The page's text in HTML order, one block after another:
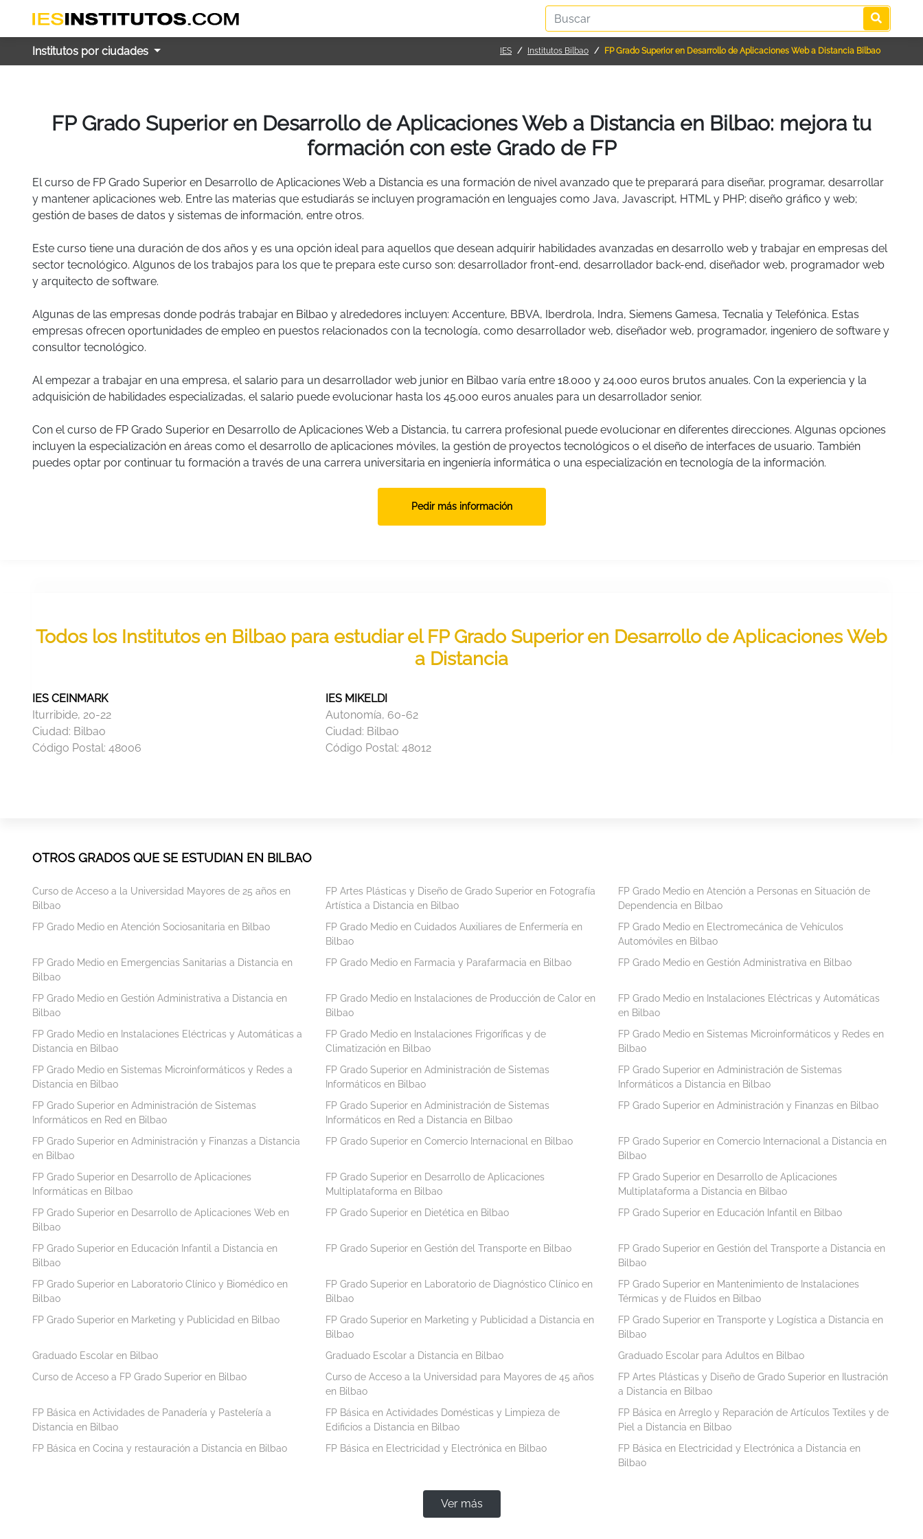
Institutos por ciudades IES Institutos Bilbao FP Grado Superior en Desarrollo de Aplicaciones Web a Distancia Bilbao
FP Grado Superior en Desarrollo de Aplicaciones Web a Distancia en Bilbao: mejora tu
formación con este Grado de FP
El curso de FP Grado Superior en Desarrollo de Aplicaciones Web a Distancia es una formación de nivel avanzado que te preparará para diseñar, programar, desarrollar
y mantener aplicaciones web. Entre las materias que estudiarás se incluyen programación en lenguajes como Java, Javascript, HTML y PHP; diseño gráfico y web;
gestión de bases de datos y sistemas de información, entre otros.
Este curso tiene una duración de dos años y es una opción ideal para aquellos que desean adquirir habilidades avanzadas en desarrollo web y trabajar en empresas del
sector tecnológico. Algunos de los trabajos para los que te prepara este curso son: desarrollador front-end, desarrollador back-end, diseñador web, programador web
y arquitecto de software.
Algunas de las empresas donde podrás trabajar en Bilbao y alrededores incluyen: Accenture, BBVA, Iberdrola, Indra, Siemens Gamesa, Tecnalia y Telefónica. Estas
empresas ofrecen oportunidades de empleo en puestos relacionados con la tecnología, como desarrollador web, diseñador web, programador, ingeniero de software y
consultor tecnológico.
Al empezar a trabajar en una empresa, el salario para un desarrollador web junior en Bilbao varía entre 18.000 y 24.000 euros brutos anuales. Con la experiencia y la
adquisición de habilidades especializadas, el salario puede evolucionar hasta los 45.000 euros anuales para un desarrollador senior.
Con el curso de FP Grado Superior en Desarrollo de Aplicaciones Web a Distancia, tu carrera profesional puede evolucionar en diferentes direcciones. Algunas opciones
incluyen la especialización en áreas como el desarrollo de aplicaciones móviles, la gestión de proyectos tecnológicos o el diseño de interfaces de usuario. También
puedes optar por continuar tu formación a través de una carrera universitaria en ingeniería informática o una especialización en tecnología de la información.
Pedir más información
Todos los Institutos en Bilbao para estudiar el FP Grado Superior en Desarrollo de Aplicaciones Web
a Distancia
IES CEINMARK
Iturribide, 20-22
Ciudad: Bilbao
Código Postal: 48006
IES MIKELDI
Autonomía, 60-62
Ciudad: Bilbao
Código Postal: 48012
OTROS GRADOS QUE SE ESTUDIAN EN BILBAO
Curso de Acceso a la Universidad Mayores de 25 años en
Bilbao
FP Artes Plásticas y Diseño de Grado Superior en Fotografía
Artística a Distancia en Bilbao
FP Grado Medio en Atención a Personas en Situación de
Dependencia en Bilbao
FP Grado Medio en Atención Sociosanitaria en Bilbao
FP Grado Medio en Cuidados Auxiliares de Enfermería en
Bilbao
FP Grado Medio en Electromecánica de Vehículos
Automóviles en Bilbao
FP Grado Medio en Emergencias Sanitarias a Distancia en
Bilbao
FP Grado Medio en Farmacia y Parafarmacia en Bilbao FP Grado Medio en Gestión Administrativa en Bilbao
FP Grado Medio en Gestión Administrativa a Distancia en
Bilbao
FP Grado Medio en Instalaciones de Producción de Calor en
Bilbao
FP Grado Medio en Instalaciones Eléctricas y Automáticas
en Bilbao
FP Grado Medio en Instalaciones Eléctricas y Automáticas a
Distancia en Bilbao
FP Grado Medio en Instalaciones Frigoríficas y de
Climatización en Bilbao
FP Grado Medio en Sistemas Microinformáticos y Redes en
Bilbao
FP Grado Medio en Sistemas Microinformáticos y Redes a
Distancia en Bilbao
FP Grado Superior en Administración de Sistemas
Informáticos en Bilbao
FP Grado Superior en Administración de Sistemas
Informáticos a Distancia en Bilbao
FP Grado Superior en Administración de Sistemas
Informáticos en Red en Bilbao
FP Grado Superior en Administración de Sistemas
Informáticos en Red a Distancia en Bilbao
FP Grado Superior en Administración y Finanzas en Bilbao
FP Grado Superior en Administración y Finanzas a Distancia
en Bilbao
FP Grado Superior en Comercio Internacional en Bilbao
FP Grado Superior en Comercio Internacional a Distancia en
Bilbao
FP Grado Superior en Desarrollo de Aplicaciones
Informáticas en Bilbao
FP Grado Superior en Desarrollo de Aplicaciones
Multiplataforma en Bilbao
FP Grado Superior en Desarrollo de Aplicaciones
Multiplataforma a Distancia en Bilbao
FP Grado Superior en Desarrollo de Aplicaciones Web en
Bilbao
FP Grado Superior en Dietética en Bilbao FP Grado Superior en Educación Infantil en Bilbao
FP Grado Superior en Educación Infantil a Distancia en
Bilbao
FP Grado Superior en Gestión del Transporte en Bilbao
FP Grado Superior en Gestión del Transporte a Distancia en
Bilbao
FP Grado Superior en Laboratorio Clínico y Biomédico en
Bilbao
FP Grado Superior en Laboratorio de Diagnóstico Clínico en
Bilbao
FP Grado Superior en Mantenimiento de Instalaciones
Térmicas y de Fluidos en Bilbao
FP Grado Superior en Marketing y Publicidad en Bilbao
FP Grado Superior en Marketing y Publicidad a Distancia en
Bilbao
FP Grado Superior en Transporte y Logística a Distancia en
Bilbao
Graduado Escolar en Bilbao
Graduado Escolar a Distancia en Bilbao
Graduado Escolar para Adultos en Bilbao
Curso de Acceso a FP Grado Superior en Bilbao
Curso de Acceso a la Universidad para Mayores de 45 años
en Bilbao
FP Artes Plásticas y Diseño de Grado Superior en Ilustración
a Distancia en Bilbao
FP Básica en Actividades de Panadería y Pastelería a
Distancia en Bilbao
FP Básica en Actividades Domésticas y Limpieza de
Edificios a Distancia en Bilbao
FP Básica en Arreglo y Reparación de Artículos Textiles y de
Piel a Distancia en Bilbao
FP Básica en Cocina y restauración a Distancia en Bilbao
FP Básica en Electricidad y Electrónica en Bilbao
FP Básica en Electricidad y Electrónica a Distancia en
Bilbao
Ver más